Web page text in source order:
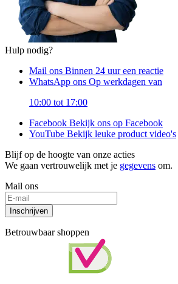
Hulp nodig?
Mail ons Binnen 24 uur een reactie
WhatsApp ons Op werkdagen van
10:00 tot 17:00
Facebook Bekijk ons op Facebook
YouTube Bekijk leuke product video's
Blijf op de hoogte van onze acties
We gaan vertrouwelijk met je gegevens om.
Mail ons
Inschrijven
Betrouwbaar shoppen